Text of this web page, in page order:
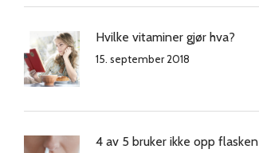
Hvilke vitaminer gjør hva?
15. september 2018
4 av 5 bruker ikke opp flasken